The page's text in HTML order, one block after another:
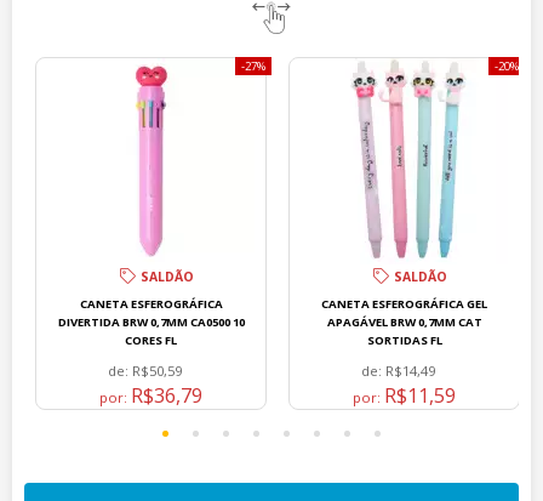
SALDÃO
CANETA ESFEROGRÁFICA
DIVERTIDA BRW 0,7MM CA0500 10
CORES FL
de: R$50,59
por: R$36,79
27%
SALDÃO
CANETA ESFEROGRÁFICA GEL
APAGÁVEL BRW 0,7MM CAT
SORTIDAS FL
de: R$14,49
por: R$11,59
20%